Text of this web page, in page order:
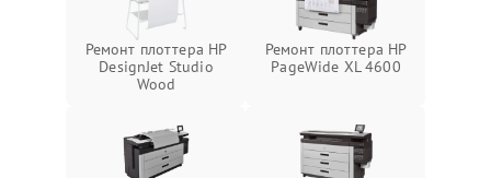
Ремонт плоттера HP
DesignJet Studio
Wood
Ремонт плоттера HP
PageWide XL 4600